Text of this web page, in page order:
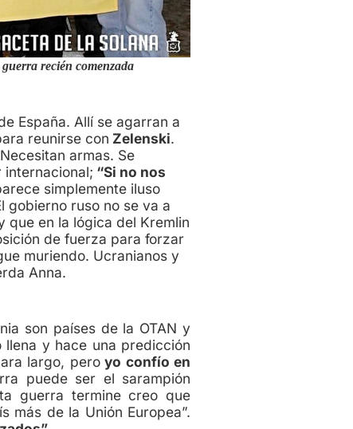
recién comenzada
España. Allí se agarran a
reunirse con Zelenski.
armas. Se
“Si no nos
simplemente iluso
gobierno ruso no se va a
que en la lógica del Kremlin
de fuerza para forzar
muriendo. Ucranianos y
Anna.
son países de la OTAN y
y hace una predicción
largo, peroyo confío en
puede ser el sarampión
guerra termine creo que
más de la Unión Europea”.